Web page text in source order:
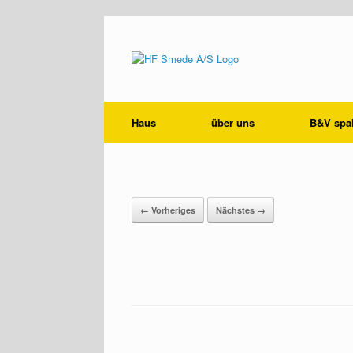
Haus über uns B&V
← Vorheriges Nächstes →